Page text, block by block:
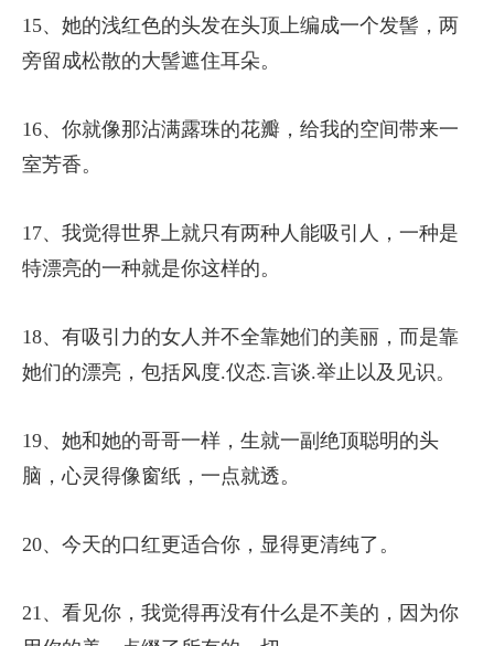
15、她的浅红色的头发在头顶上编成一个发髻，两
旁留成松散的大髻遮住耳朵。
16、你就像那沾满露珠的花瓣，给我的空间带来一
室芳香。
17、我觉得世界上就只有两种人能吸引人，一种是
特漂亮的一种就是你这样的。
18、有吸引力的女人并不全靠她们的美丽，而是靠
她们的漂亮，包括风度.仪态.言谈.举止以及见识。
19、她和她的哥哥一样，生就一副绝顶聪明的头
脑，心灵得像窗纸，一点就透。
20、今天的口红更适合你，显得更清纯了。
21、看见你，我觉得再没有什么是不美的，因为你